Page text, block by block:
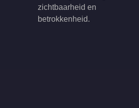
zichtbaarheid en
betrokkenheid.